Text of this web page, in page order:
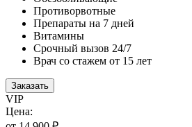
Противорвотные
Препараты на 7 дней
Витамины
Срочный вызов 24/7
Врач со стажем от 15 лет
Заказать
VIP
Цена: